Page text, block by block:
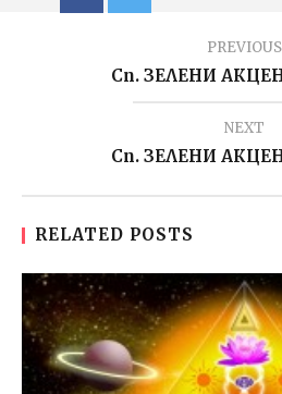
PREVIOUS
Сп. ЗЕЛЕНИ
NEXT
Сп. ЗЕЛЕНИ
RELATED POSTS